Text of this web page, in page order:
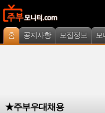
홈 공지사항 모집정보 모
★주부우대채용